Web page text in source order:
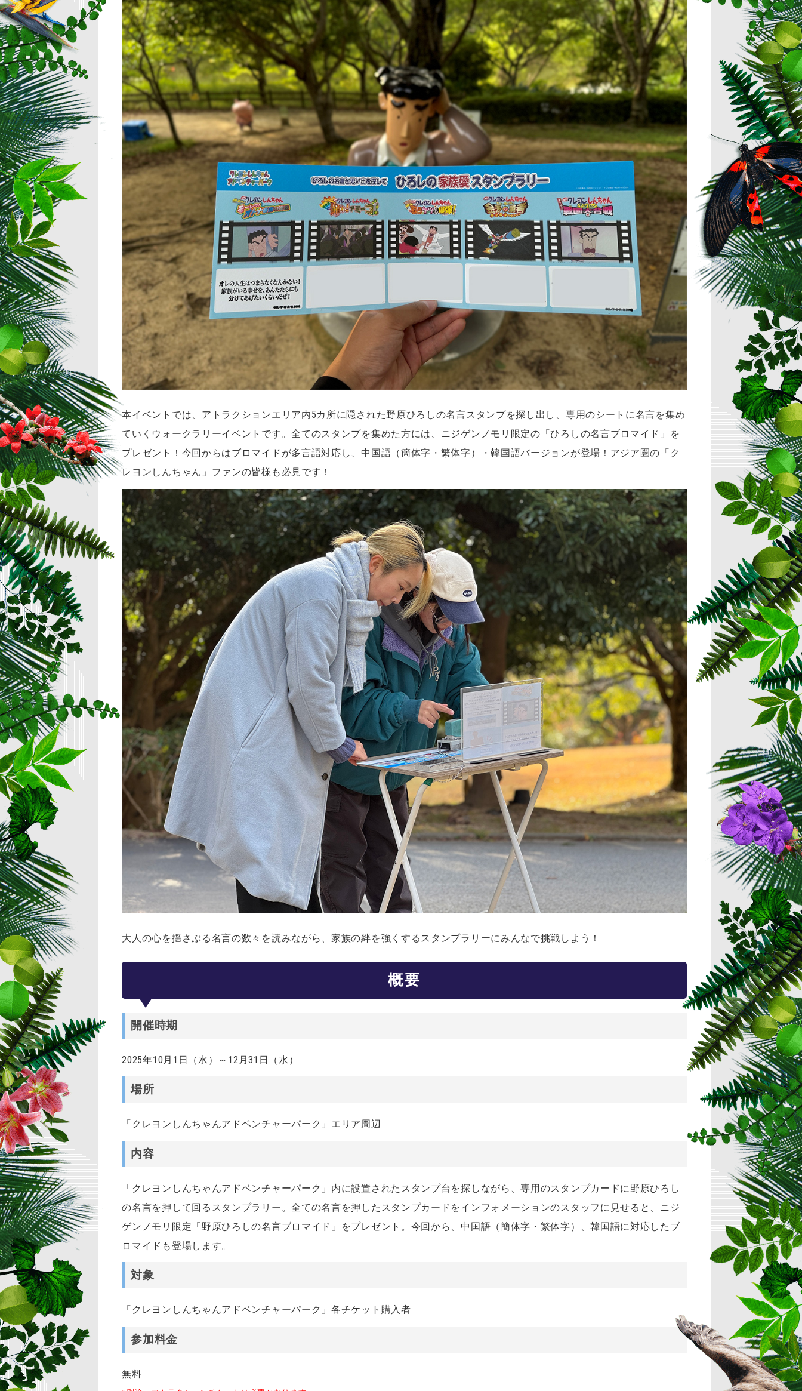
本イベントでは、アトラクションエリア内5カ所に隠された野原ひろしの名言スタンプを探し出し、専用のシートに名言を集め
ていくウォークラリーイベントです。全てのスタンプを集めた方には、ニジゲンノモリ限定の「ひろしの名言ブロマイド」を
プレゼント！今回からはブロマイドが多言語対応し、中国語（簡体字・繁体字）・韓国語バージョンが登場！アジア圏の「ク
レヨンしんちゃん」ファンの皆様も必見です！
大人の心を揺さぶる名言の数々を読みながら、家族の絆を強くするスタンプラリーにみんなで挑戦しよう！
概要
開催時期
2025年10月1日（水）～12月31日（水）
場所
「クレヨンしんちゃんアドベンチャーパーク」エリア周辺
内容
「クレヨンしんちゃんアドベンチャーパーク」内に設置されたスタンプ台を探しながら、専用のスタンプカードに野原ひろし
の名言を押して回るスタンプラリー。全ての名言を押したスタンプカードをインフォメーションのスタッフに見せると、ニジ
ゲンノモリ限定「野原ひろしの名言ブロマイド」をプレゼント。今回から、中国語（簡体字・繁体字）、韓国語に対応したブ
ロマイドも登場します。
対象
「クレヨンしんちゃんアドベンチャーパーク」各チケット購入者
参加料金
無料